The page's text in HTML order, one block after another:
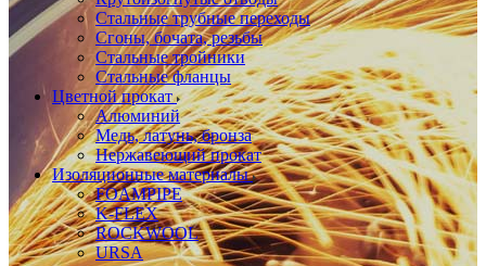
Стальные трубные переходы
Сгоны, бочата, резьбы
Стальные тройники
Стальные фланцы
Цветной прокат
Алюминий
Медь, латунь, бронза
Нержавеющий прокат
Изоляционные материалы
FOAMPIPE
K-FLEX
ROCKWOOL
URSA